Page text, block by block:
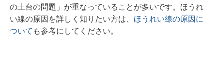
の土台の問題」が重なっていることが多いです。ほうれ
い線の原因を詳しく知りたい方は、 ほうれい線の原因に
ついて も参考にしてください。